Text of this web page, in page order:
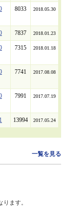
8033 2018.05.30
7837 2018.01.23
7315 2018.01.18
7741 2017.08.08
7991 2017.07.19
1 13994 2017.05.24
一覧を見る
ます。